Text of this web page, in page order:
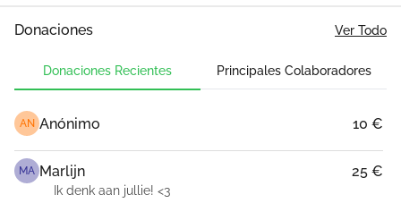
Donaciones Ver Todo
Donaciones Recientes Principales Colaboradores
AN Anónimo 10 €
MA Marlijn 25 €
Ik denk aan jullie! <3